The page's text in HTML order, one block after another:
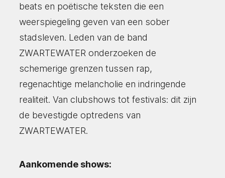
beats en poëtische teksten die een
weerspiegeling geven van een sober
stadsleven. Leden van de band
ZWARTEWATER onderzoeken de
schemerige grenzen tussen rap,
regenachtige melancholie en indringende
realiteit. Van clubshows tot festivals: dit zijn
de bevestigde optredens van
ZWARTEWATER.
Aankomende shows: